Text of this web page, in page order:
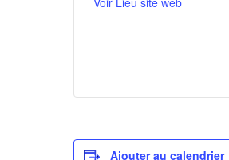
Ajouter au calendrier